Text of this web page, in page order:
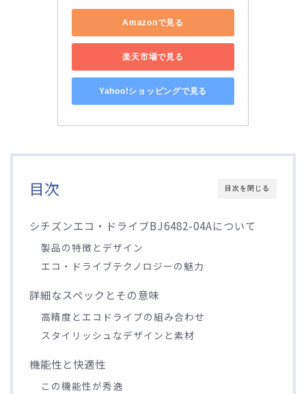
Amazonで見る
楽天市場で見る
Yahoo!ショッピングで見る
目次を閉じる
目次
シチズンエコ・ドライブBJ6482-04Aについて
製品の特徴とデザイン
エコ・ドライブテクノロジーの魅力
詳細なスペックとその意味
高精度とエコドライブの組み合わせ
スタイリッシュなデザインと素材
機能性と快適性
この機能性が秀逸